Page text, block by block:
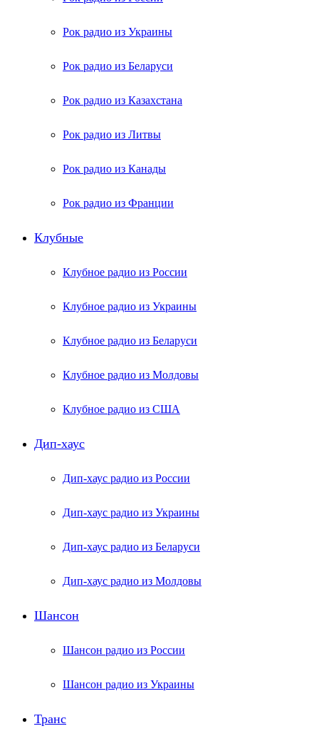
Рок радио из Украины
Рок радио из Беларуси
Рок радио из Казахстана
Рок радио из Литвы
Рок радио из Канады
Рок радио из Франции
Клубные
Клубное радио из России
Клубное радио из Украины
Клубное радио из Беларуси
Клубное радио из Молдовы
Клубное радио из США
Дип-хаус
Дип-хаус радио из России
Дип-хаус радио из Украины
Дип-хаус радио из Беларуси
Дип-хаус радио из Молдовы
Шансон
Шансон радио из России
Шансон радио из Украины
Транс